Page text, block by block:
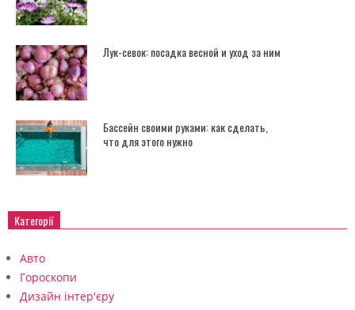
Лук-севок: посадка весной и уход за ним
Бассейн своими руками: как сделать,
что для этого нужно
Категорії
Авто
Гороскопи
Дизайн інтер'єру